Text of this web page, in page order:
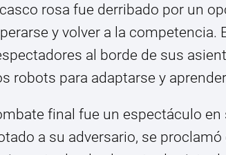
rosa fue derribado por un
y volver a la
al borde de sus
robots para adaptarse y
final fue un espectáculo
a su adversario, se